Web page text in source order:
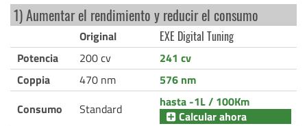
1) Aumentar el rendimiento y reducir el consumo
Original
EXE Digital Tuning
Potencia
200 cv
241 cv
Coppia
470 nm
576 nm
Consumo
Standard
hasta -1L / 100Km
Calcular ahora